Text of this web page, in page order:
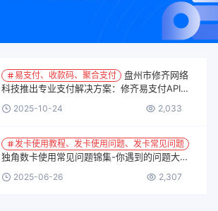
易支付、收款码、聚合支付
科技推出专业支付解决方案：修齐易支付API、
2025-10-24 2,033
发卡使用教程、发卡使用问题、发卡常见问题
独角数卡使用常见问题锦集-你遇到的问题大部
2025-06-26 2,307